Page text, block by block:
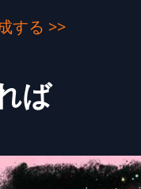
する >>
ば